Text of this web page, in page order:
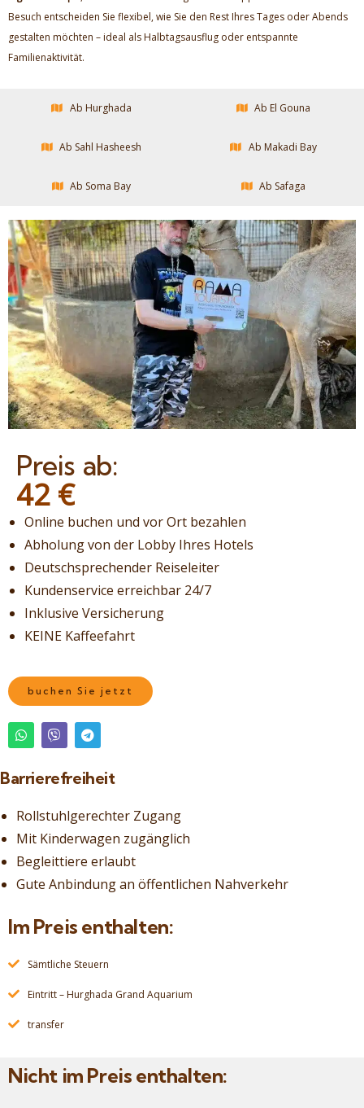
Besuch entscheiden Sie flexibel, wie Sie den Rest Ihres Tages oder Abends
gestalten möchten – ideal als Halbtagsausflug oder entspannte
Familienaktivität.
Ab Hurghada Ab El Gouna
Ab Sahl Hasheesh Ab Makadi Bay
Ab Soma Bay Ab Safaga
Preis ab:
42 €
Online buchen und vor Ort bezahlen
Abholung von der Lobby Ihres Hotels
Deutschsprechender Reiseleiter
Kundenservice erreichbar 24/7
Inklusive Versicherung
KEINE Kaffeefahrt
buchen Sie jetzt
Barrierefreiheit
Rollstuhlgerechter Zugang
Mit Kinderwagen zugänglich
Begleittiere erlaubt
Gute Anbindung an öffentlichen Nahverkehr
Im Preis enthalten:
Sämtliche Steuern
Eintritt – Hurghada Grand Aquarium
transfer
Nicht im Preis enthalten: